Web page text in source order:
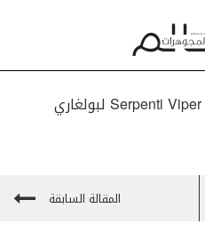
خواتم Serpenti Viper لبولغاري
المقالة السابقة